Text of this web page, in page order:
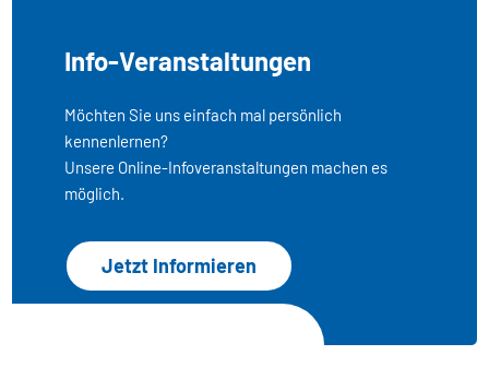
Info-Veranstaltungen
Möchten Sie uns einfach mal persönlich
kennenlernen?
Unsere Online-Infoveranstaltungen machen es
möglich.
Jetzt Informieren